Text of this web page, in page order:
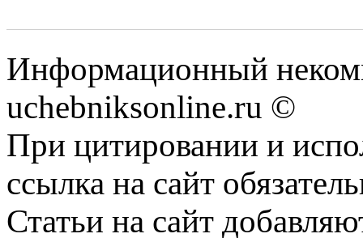
Информационный
uchebniksonline.ru ©
При цитировании и
ссылка на сайт
Статьи на сайт